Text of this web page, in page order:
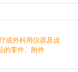
或外科用仪器及设
的零件、附件